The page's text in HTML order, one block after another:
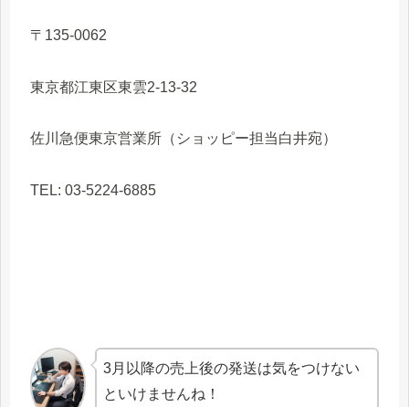
〒135-0062
東京都江東区東雲2-13-32
佐川急便東京営業所（ショッピー担当白井宛）
TEL: 03-5224-6885
3月以降の売上後の発送は気をつけない
といけませんね！